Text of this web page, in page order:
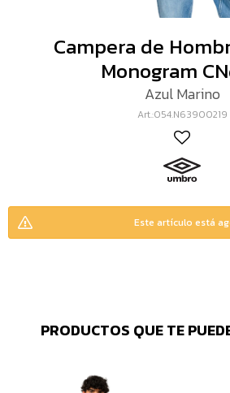
Campera de
Monogram
Azul Marino
054.N63900219
Este artículo está
PRODUCTOS QUE TE